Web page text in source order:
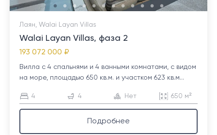
Лаян, Walai Layan Villas
Walai Layan Villas, фаза 2
193 072 000 ₽
Вилла с 4 спальнями и 4 ванными комнатами, с видом
на море, площадью 650 кв.м. и участком 623 кв.м...
4 4 Нет 650 м²
Подробнее